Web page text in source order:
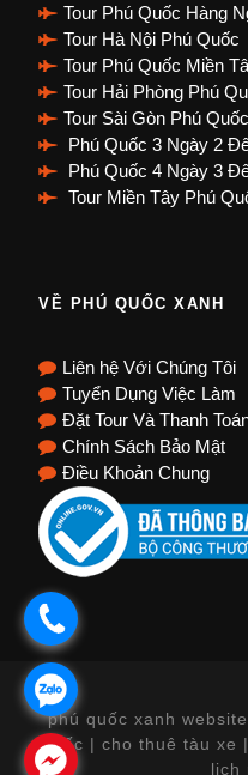
Tour Phú Quốc Hàng
Tour Hà Nội Phú Quốc
Tour Phú Quốc Miền
Tour Hải Phòng Phú
Tour Sài Gòn Phú Quốc
Phú Quốc 3 Ngày 2
Phú Quốc 4 Ngày 3
Tour Miền Tây Phú
VỀ PHÚ QUỐC XANH
Liên hệ Với Chúng Tôi
Tuyển Dụng Việc Làm
Đặt Tour Và Thanh
Chính Sách Bảo Mật
Điều Khoản Chung
phú quốc xanh
quốc | cho thuê tàu xe
lịch
.
.
.